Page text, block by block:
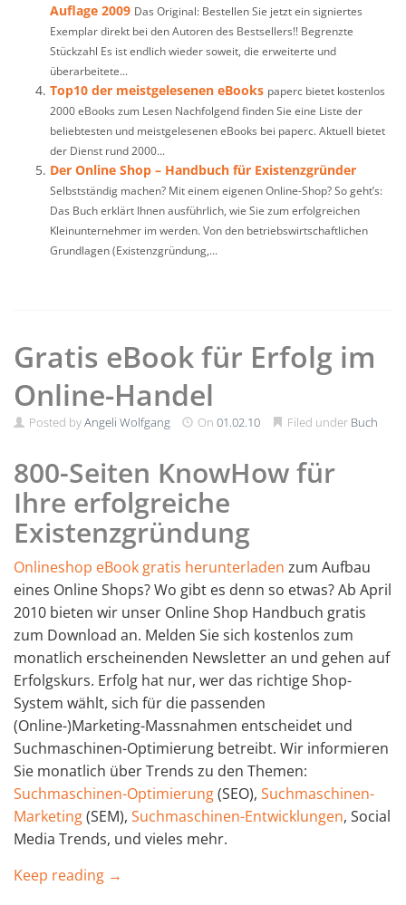
Auflage 2009 Das Original: Bestellen Sie jetzt ein signiertes
Exemplar direkt bei den Autoren des Bestsellers!! Begrenzte
Stückzahl Es ist endlich wieder soweit, die erweiterte und
überarbeitete...
Top10 der meistgelesenen eBooks paperc bietet kostenlos
2000 eBooks zum Lesen Nachfolgend finden Sie eine Liste der
beliebtesten und meistgelesenen eBooks bei paperc. Aktuell bietet
der Dienst rund 2000...
Der Online Shop – Handbuch für Existenzgründer
Selbstständig machen? Mit einem eigenen Online-Shop? So geht’s:
Das Buch erklärt Ihnen ausführlich, wie Sie zum erfolgreichen
Kleinunternehmer im werden. Von den betriebswirtschaftlichen
Grundlagen (Existenzgründung,...
Gratis eBook für Erfolg im
Online-Handel
Posted byAngeli Wolfgang On 01.02.10 Filed under Buch
800-Seiten KnowHow für
Ihre erfolgreiche
Existenzgründung
Onlineshop eBook gratis herunterladen zum Aufbau
eines Online Shops? Wo gibt es denn so etwas? Ab April
2010 bieten wir unser Online Shop Handbuch gratis
zum Download an. Melden Sie sich kostenlos zum
monatlich erscheinenden Newsletter an und gehen auf
Erfolgskurs. Erfolg hat nur, wer das richtige Shop-
System wählt, sich für die passenden
(Online-)Marketing-Massnahmen entscheidet und
Suchmaschinen-Optimierung betreibt. Wir informieren
Sie monatlich über Trends zu den Themen:
Suchmaschinen-Optimierung(SEO), Suchmaschinen-
Marketing(SEM), Suchmaschinen-Entwicklungen, Social
Media Trends, und vieles mehr.
Keep reading →